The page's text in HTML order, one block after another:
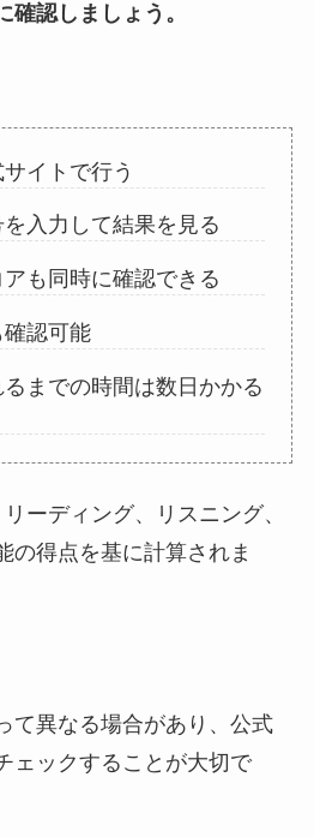
確認しましょう。
イトで行う
入力して結果を見る
も同時に確認できる
認可能
までの時間は数日かかる
ーディング、リスニング、
の得点を基に計算されま
て異なる場合があり、公式
ェックすることが大切で